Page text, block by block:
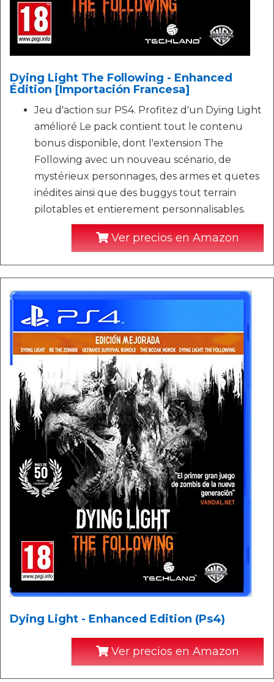
Dying Light The Following - Enhanced
Édition [Importación Francesa]
Jeu d'action sur PS4. Profitez d'un Dying Light
amélioré Le pack contient tout le contenu
bonus disponible, dont l'extension The
Following avec un nouveau scénario, de
mystérieux personnages, des armes et quetes
inédites ainsi que des buggys tout terrain
pilotables et entierement personnalisables.
Ver precios en Amazon
Dying Light - Enhanced Edition (Ps4)
Ver precios en Amazon